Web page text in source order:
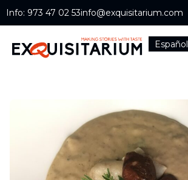
Info: 973 47 02 53info@exquisitarium.com
Español